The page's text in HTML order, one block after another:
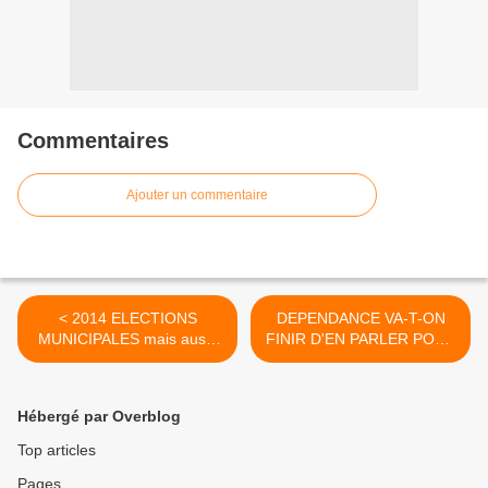
Commentaires
Ajouter un commentaire
< 2014 ELECTIONS
MUNICIPALES mais aussi
élections des "délégués"
DEPENDANCE VA-T-ON
FINIR D'EN PARLER POUR
ENFIN AGIR. >
Hébergé par Overblog
Top articles
Pages